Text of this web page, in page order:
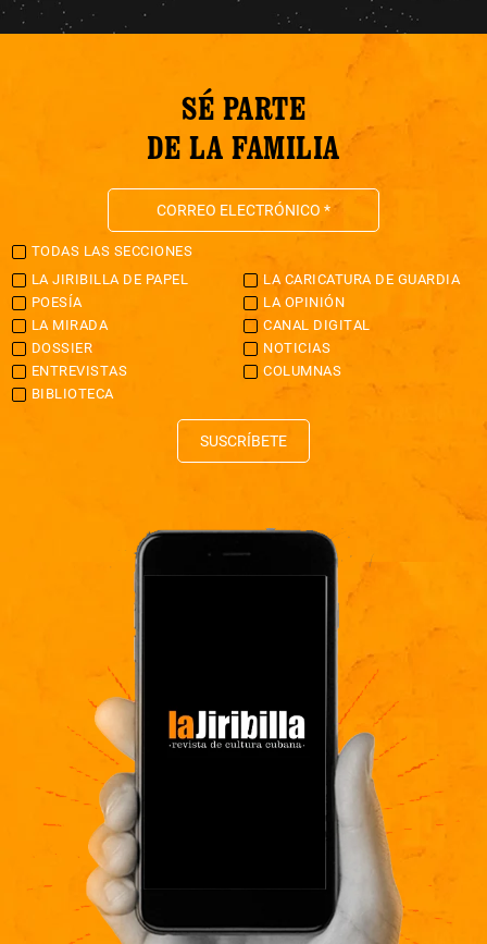
SÉ PARTE
DE LA FAMILIA
TODAS LAS SECCIONES
LA JIRIBILLA DE PAPEL
LA CARICATURA DE GUARDIA
POESÍA
LA OPINIÓN
LA MIRADA
CANAL DIGITAL
DOSSIER
NOTICIAS
ENTREVISTAS
COLUMNAS
BIBLIOTECA
SUSCRÍBETE